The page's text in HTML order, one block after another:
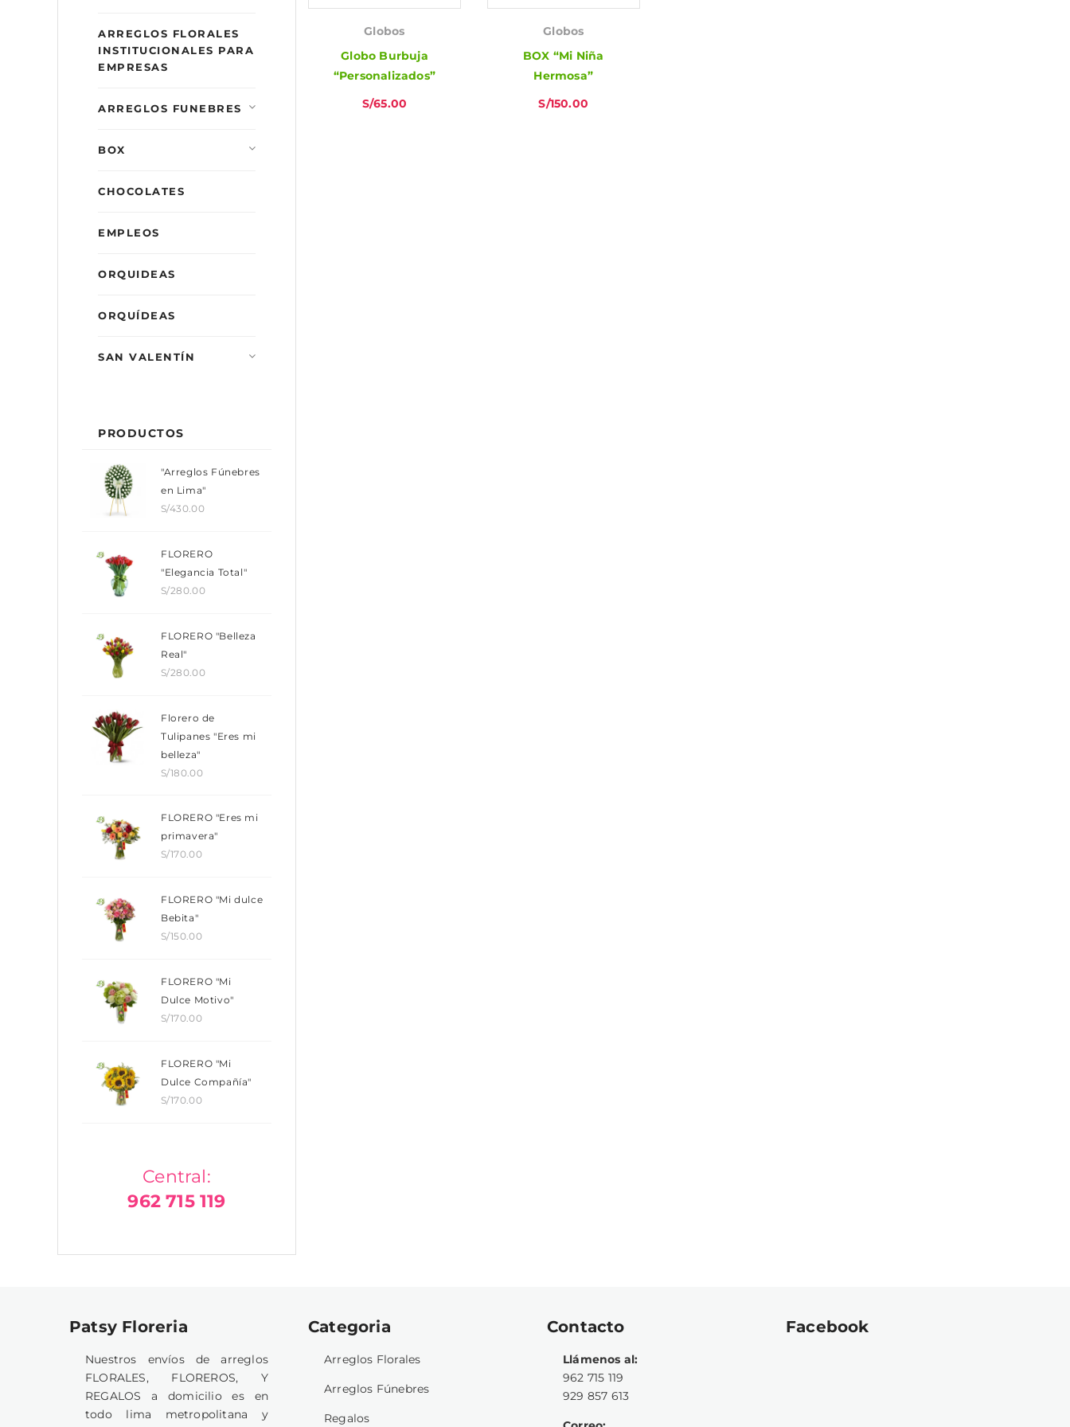
Globos
Globo Burbuja
“Personalizados”
S/65.00
Globos
BOX “Mi Niña
Hermosa”
S/150.00
ARREGLOS FLORALES
INSTITUCIONALES PARA
EMPRESAS
ARREGLOS FUNEBRES
BOX
CHOCOLATES
EMPLEOS
ORQUIDEAS
ORQUÍDEAS
SAN VALENTÍN
PRODUCTOS
"Arreglos Fúnebres
en Lima"
S/430.00
FLORERO
"Elegancia Total"
S/280.00
FLORERO "Belleza
Real"
S/280.00
Florero de
Tulipanes "Eres mi
belleza"
S/180.00
FLORERO "Eres mi
primavera"
S/170.00
FLORERO "Mi dulce
Bebita"
S/150.00
FLORERO "Mi
Dulce Motivo"
S/170.00
FLORERO "Mi
Dulce Compañía"
S/170.00
Central:
962 715 119
Patsy Floreria
Nuestros envíos de arreglos
FLORALES, FLOREROS, Y
REGALOS a domicilio es en
todo lima metropolitana y
Categoria
Arreglos Florales
Arreglos Fúnebres
Regalos
Contacto
Llámenos al:
962 715 119
929 857 613
Facebook